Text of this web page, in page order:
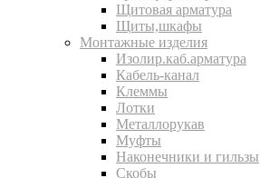
Щитовая арматура
Щиты,шкафы
Монтажные изделия
Изолир.каб.арматура
Кабель-канал
Клеммы
Лотки
Металлорукав
Муфты
Наконечники и гильзы
Скобы